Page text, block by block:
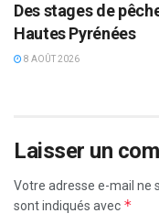
Des stages de
Hautes Pyrénées
8 AOÛT 2026
Laisser un
Votre adresse e-mail ne
sont indiqués avec *